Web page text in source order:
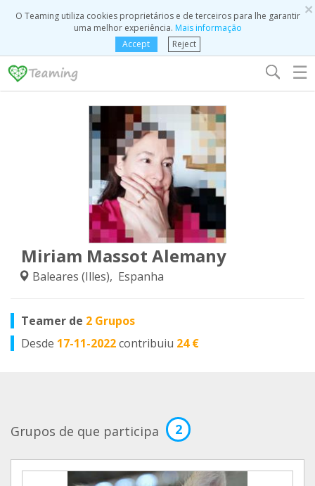
×
O Teaming utiliza cookies proprietários e de terceiros para lhe garantir
uma melhor experiência. Mais informação
Accept
Reject
☰
Miriam Massot Alemany
Baleares (Illes), Espanha
Teamer de 2 Grupos
Desde 17-11-2022contribuiu 24 €
Grupos de que participa 2